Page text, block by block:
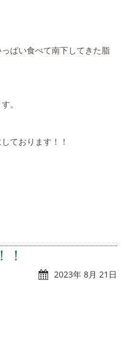
ぱい食べて南下してきた脂
。
ております！！
！
2023年 8月 21日